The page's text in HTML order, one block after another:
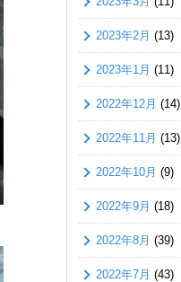
2023年2月 (13)
2023年1月 (11)
2022年12月 (14)
2022年11月 (13)
2022年10月 (9)
2022年9月 (18)
2022年8月 (39)
2022年7月 (43)